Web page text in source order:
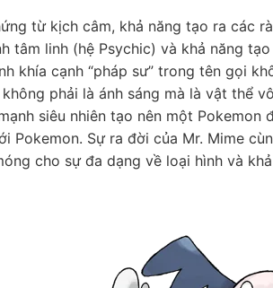
từ kịch câm, khả năng tạo ra các
tâm linh (hệ Psychic) và khả năng
khía cạnh “pháp sư” trong tên gọi
phải là ánh sáng mà là vật thể
siêu nhiên tạo nên một
Pokemon. Sự ra đời của Mr. Mime
cho sự đa dạng về loại hình và